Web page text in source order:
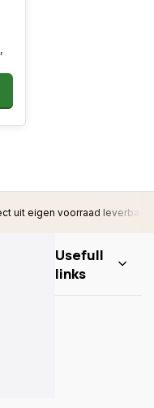
uit eigen voorraad leverbaar
Usefull
links